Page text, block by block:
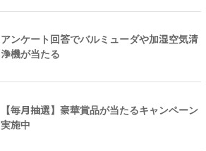
アンケート回答でバルミューダや加湿空気清
浄機が当たる
【毎月抽選】豪華賞品が当たるキャンペーン
実施中